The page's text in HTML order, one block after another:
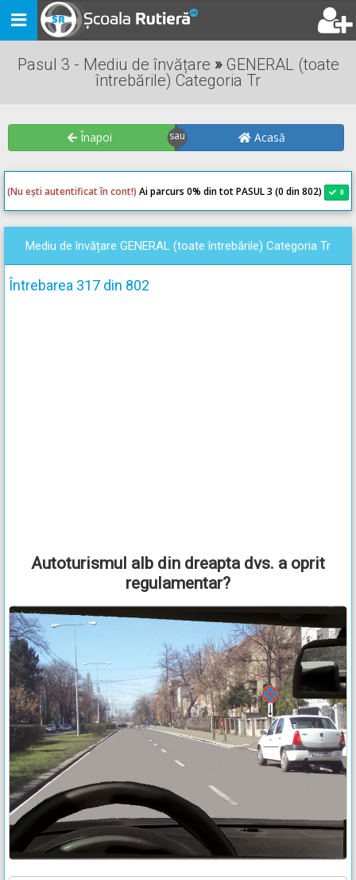
Toggle
navigation
Pasul 3 - Mediu de învățare »GENERAL (toate
întrebările) Categoria Tr
Înapoi Acasă
(Nu ești autentificat în cont!) Ai parcurs 0% din tot PASUL 3 (0 din 802) 0
Mediu de învățare GENERAL (toate întrebările) Categoria Tr
Întrebarea 317 din 802
Autoturismul alb din dreapta dvs. a oprit
regulamentar?